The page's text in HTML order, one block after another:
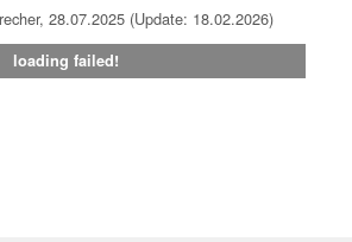
28.07.2025 (Update: 18.02.2026)
loading failed!